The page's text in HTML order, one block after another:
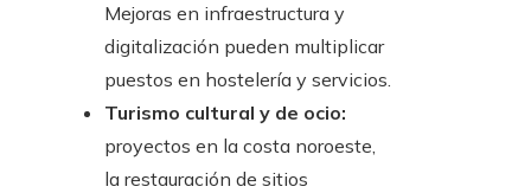
Mejoras en infraestructura y
digitalización pueden multiplicar
puestos en hostelería y servicios.
Turismo cultural y de ocio:
proyectos en la costa noroeste,
la restauración de sitios